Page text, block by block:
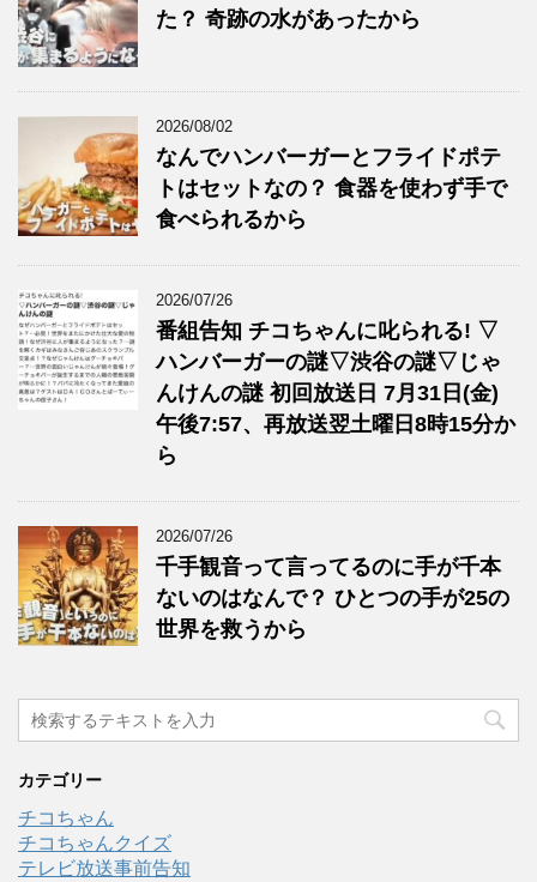
た？ 奇跡の水があったから
2026/08/02
なんでハンバーガーとフライドポテ
トはセットなの？ 食器を使わず手で
食べられるから
2026/07/26
番組告知 チコちゃんに叱られる! ▽
ハンバーガーの謎▽渋谷の謎▽じゃ
んけんの謎 初回放送日 7月31日(金)
午後7:57、再放送翌土曜日8時15分か
ら
2026/07/26
千手観音って言ってるのに手が千本
ないのはなんで？ ひとつの手が25の
世界を救うから
カテゴリー
チコちゃん
チコちゃんクイズ
テレビ放送事前告知